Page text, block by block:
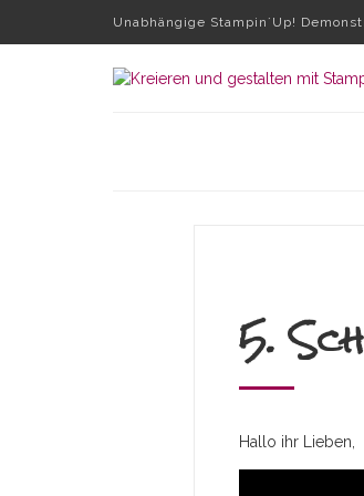
Unabhängige Stampin´Up!
5.
Hallo ihr Lieben,